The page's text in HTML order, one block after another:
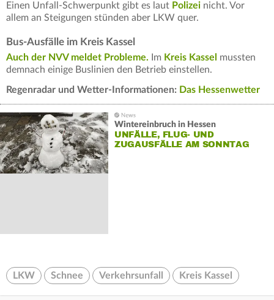
Einen Unfall-Schwerpunkt gibt es laut Polizei nicht. Vor
allem an Steigungen stünden aber LKW quer.
Bus-Ausfälle im Kreis Kassel
Auch der NVV meldet Probleme. Im Kreis Kassel
mussten
demnach einige Buslinien den Betrieb einstellen.
Regenradar und Wetter-Informationen: Das Hessenwetter
Wintereinbruch in Hessen
UNFÄLLE, FLUG- UND
ZUGAUSFÄLLE AM SONNTAG
LKW Schnee Verkehrsunfall Kreis Kassel